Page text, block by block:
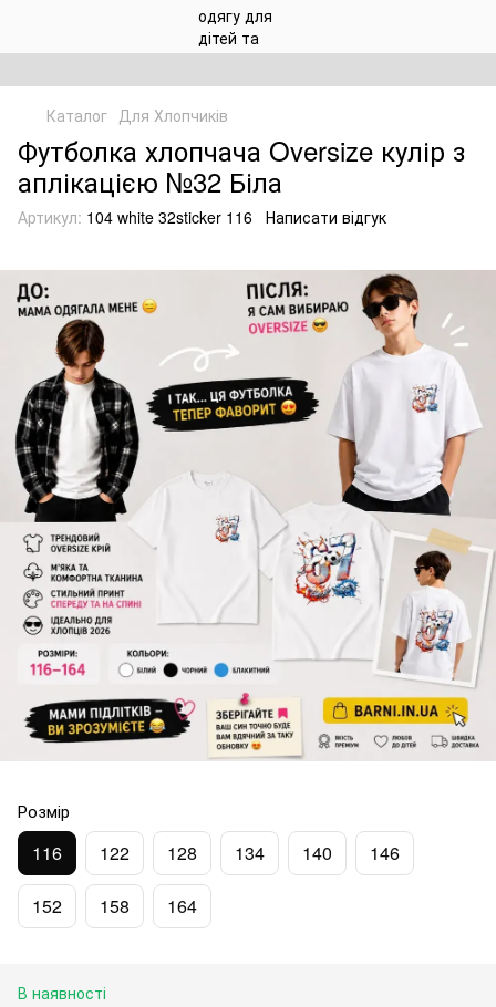
Каталог Для Хлопчиків
Футболка хлопчача Oversize кулір з
аплікацією №32 Біла
Артикул: 104 white 32sticker 116 Написати відгук
Розмір
116 122 128 134 140 146
152 158 164
В наявності